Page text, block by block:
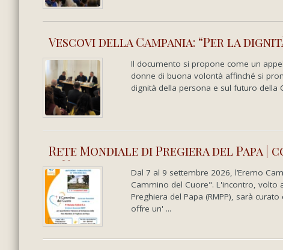
Vescovi della Campania: “Per la
Il documento si propone come un
donne di buona volontà affinché si
dignità della persona e sul futuro della
Rete Mondiale di Pregiera del Papa |
di Visciano
Dal 7 al 9 settembre 2026, l’Eremo
Cammino del Cuore". L'incontro, volto
Preghiera del Papa (RMPP), sarà
offre un' ...